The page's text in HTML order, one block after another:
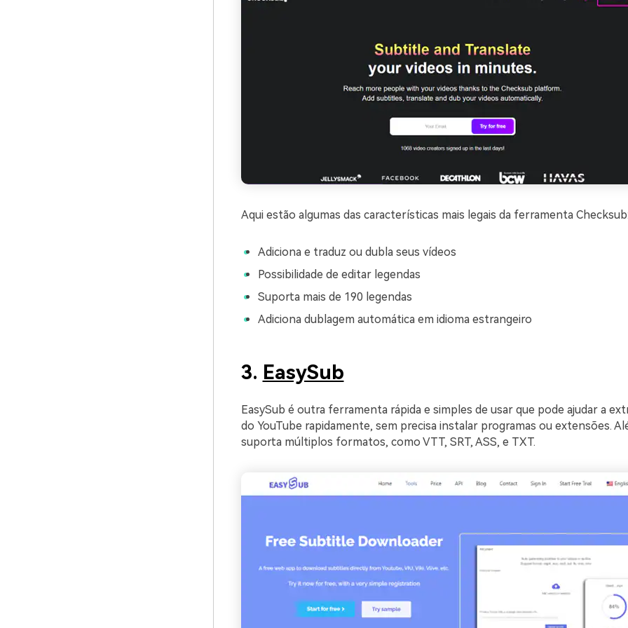
Aqui estão algumas das características mais legais da ferramenta
Adiciona e traduz ou dubla seus vídeos
Possibilidade de editar legendas
Suporta mais de 190 legendas
Adiciona dublagem automática em idioma estrangeiro
3. EasySub
EasySub é outra ferramenta rápida e simples de usar que pode ajudar a
do YouTube rapidamente, sem precisa instalar programas ou extensões.
suporta múltiplos formatos, como VTT, SRT, ASS, e TXT.